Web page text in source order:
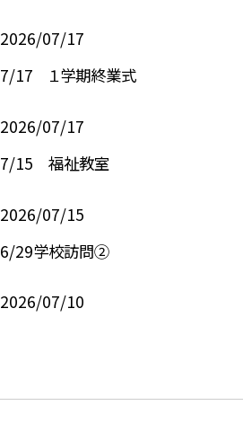
2026/07/17
7/17 １学期終業式
2026/07/17
7/15 福祉教室
2026/07/15
6/29学校訪問②
2026/07/10